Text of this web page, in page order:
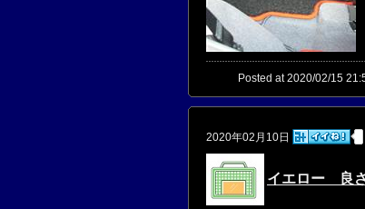
Posted at 2020/02/15
2020年02月10日
イエロー 良